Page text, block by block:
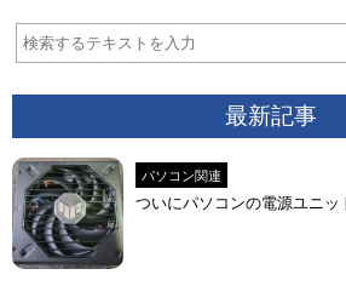
最新記事
パソコン関連
ついにパソコンの電源ユニッ